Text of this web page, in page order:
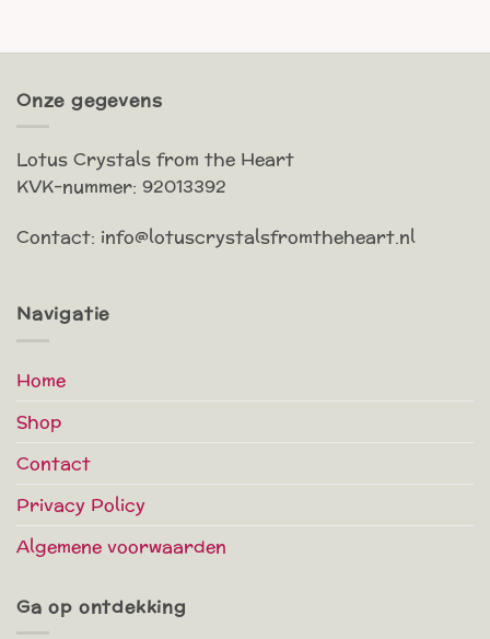
Onze gegevens
Lotus Crystals from the Heart
KVK-nummer: 92013392
Contact: info@lotuscrystalsfromtheheart.nl
Navigatie
Home
Shop
Contact
Privacy Policy
Algemene voorwaarden
Ga op ontdekking